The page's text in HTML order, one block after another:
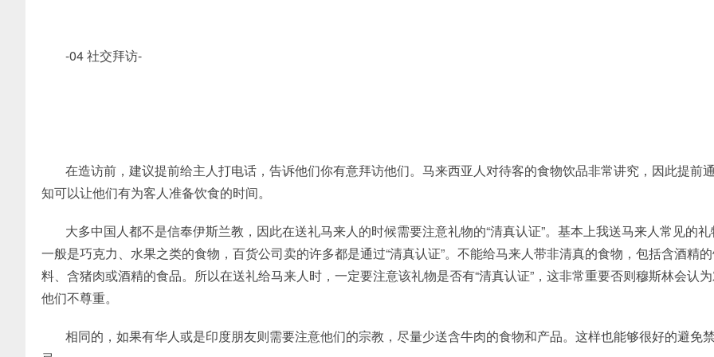
-04 社交拜访-
在造访前，建议提前给主人打电话，告诉他们你有意拜访他们。马来西亚人对待客的食物饮品非常讲究，因此提前通
知可以让他们有为客人准备饮食的时间。
大多中国人都不是信奉伊斯兰教，因此在送礼马来人的时候需要注意礼物的“清真认证”。基本上我送马来人常见的礼
一般是巧克力、水果之类的食物，百货公司卖的许多都是通过“清真认证”。不能给马来人带非清真的食物，包括含酒精
料、含猪肉或酒精的食品。所以在送礼给马来人时，一定要注意该礼物是否有“清真认证”，这非常重要否则穆斯林会认
他们不尊重。
相同的，如果有华人或是印度朋友则需要注意他们的宗教，尽量少送含牛肉的食物和产品。这样也能够很好的避免禁